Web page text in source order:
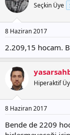
Seçkin Üye
8 Haziran 2017
2.209,15 hocam.
Hiperaktif
8 Haziran 2017
Bende de 2209